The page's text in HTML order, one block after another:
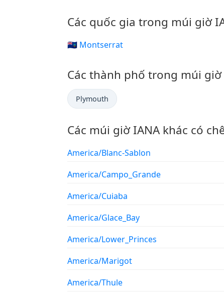
Các quốc gia trong múi giờ
🇲🇸 Montserrat
Các thành phố trong múi
Plymouth
Các múi giờ IANA khác có
America/Blanc-Sablon
America/Campo_Grande
America/Cuiaba
America/Glace_Bay
America/Lower_Princes
America/Marigot
America/Thule